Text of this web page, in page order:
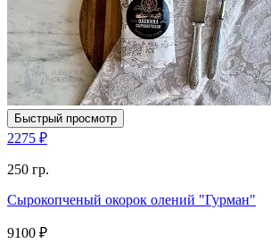
Быстрый просмотр
2275 ₽
250 гр.
Сырокопченый окорок олений "Гурман"
9100 ₽